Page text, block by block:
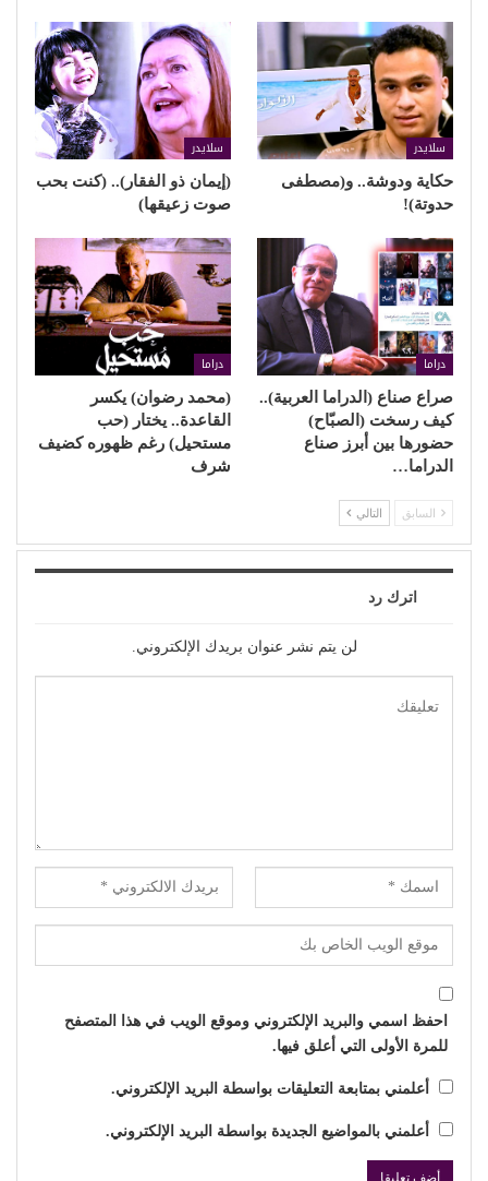
سلايدر
حكاية ودوشة.. و(مصطفى
حدوتة)!
سلايدر
(إيمان ذو الفقار).. (كنت بحب
صوت زعيقها)
دراما
صراع صناع (الدراما العربية)..
كيف رسخت (الصبّاح)
حضورها بين أبرز صناع
الدراما…
دراما
(محمد رضوان) يكسر
القاعدة.. يختار (حب
مستحيل) رغم ظهوره كضيف
شرف
السابق التالي
اترك رد
لن يتم نشر عنوان بريدك الإلكتروني.
احفظ اسمي والبريد الإلكتروني وموقع الويب في هذا المتصفح
للمرة الأولى التي أعلق فيها.
أعلمني بمتابعة التعليقات بواسطة البريد الإلكتروني.
أعلمني بالمواضيع الجديدة بواسطة البريد الإلكتروني.